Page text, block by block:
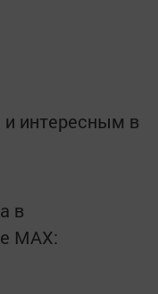
интересным в
в
MАХ: